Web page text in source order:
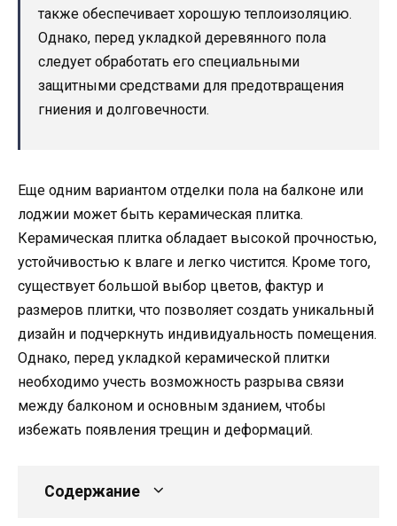
также обеспечивает хорошую теплоизоляцию.
Однако, перед укладкой деревянного пола
следует обработать его специальными
защитными средствами для предотвращения
гниения и долговечности.
Еще одним вариантом отделки пола на балконе или
лоджии может быть керамическая плитка.
Керамическая плитка обладает высокой прочностью,
устойчивостью к влаге и легко чистится. Кроме того,
существует большой выбор цветов, фактур и
размеров плитки, что позволяет создать уникальный
дизайн и подчеркнуть индивидуальность помещения.
Однако, перед укладкой керамической плитки
необходимо учесть возможность разрыва связи
между балконом и основным зданием, чтобы
избежать появления трещин и деформаций.
Содержание